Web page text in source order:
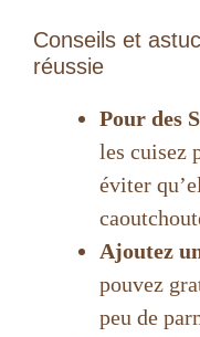
Conseils et
réussie
Pour des
les cuisez
éviter
Ajoutez
pouvez
peu de